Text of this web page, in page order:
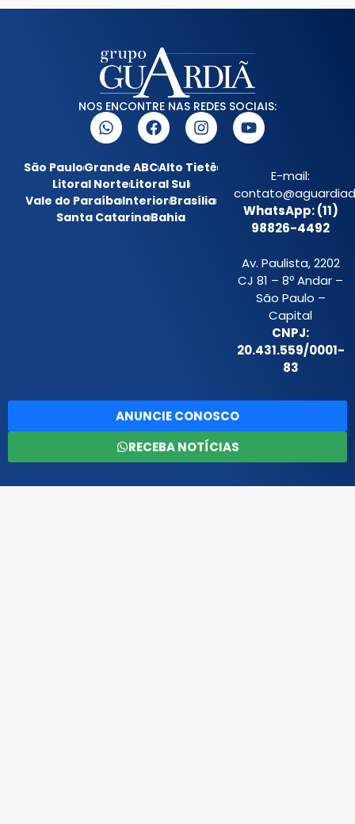
NOS ENCONTRE NAS REDES SOCIAIS:
São PauloGrande ABCAlto Tietê
Litoral NorteLitoral Sul
Vale do ParaíbaInteriorBrasília
Santa CatarinaBahia
E-mail:
WhatsApp: (11)
98826-4492
Av. Paulista, 2202
CJ 81 – 8º Andar –
São Paulo –
Capital
CNPJ:
20.431.559/0001-
83
ANUNCIE CONOSCO
RECEBA NOTÍCIAS